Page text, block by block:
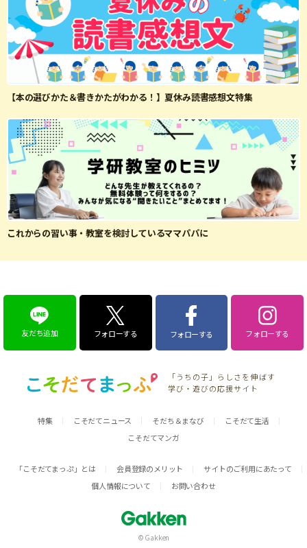
【本の選びかた＆書きかたがわかる！】夏休み読書感想文特集
これからの習い事・教室を検討しているママパパに
友だち追加 フォローする フォローする フォローする
「うちの子」らしさを伸ばす
学び・遊びの応援サイト
特集 こそだてニュース そだち＆まなび
こそだて生活
こそだてマンガ
「こそだてまっぷ」とは 会員登録のメリット
サイトのご利用にあたって
個人情報について
お問い合わせ
© Gakken